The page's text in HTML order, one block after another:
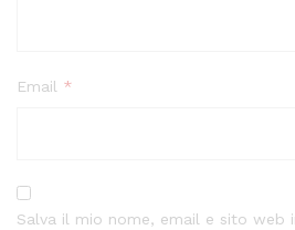
Email *
Salva il mio nome, email e sito web